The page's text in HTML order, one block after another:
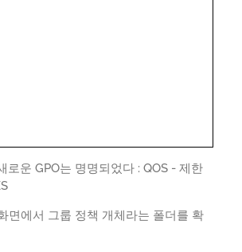
로운 GPO는 명명되었다 : QOS - 제한
면에서 그룹 정책 개체라는 폴더를 확